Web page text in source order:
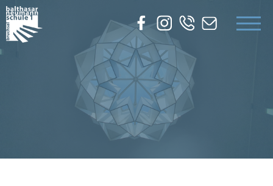
UNSERE SCHULE
BILDUNGSANGEBOTE